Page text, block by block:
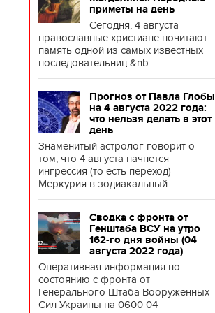
приметы на день
Сегодня, 4 августа
православные христиане почитают
память одной из самых известных
последовательниц &nb...
Прогноз от Павла Глобы
на 4 августа 2022 года:
что нельзя делать в этот
день
Знаменитый астролог говорит о
том, что 4 августа начнется
ингрессия (то есть переход)
Меркурия в зодиакальный ...
Сводка с фронта от
Генштаба ВСУ на утро
162-го дня войны (04
августа 2022 года)
Оперативная информация по
состоянию с фронта от
Генерального Штаба Вооруженных
Сил Украины на 0600 04